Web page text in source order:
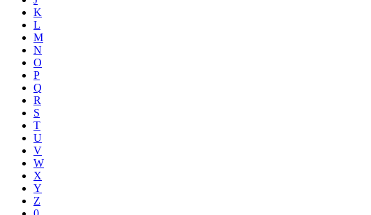
K
L
M
N
O
P
Q
R
S
T
U
V
W
X
Y
Z